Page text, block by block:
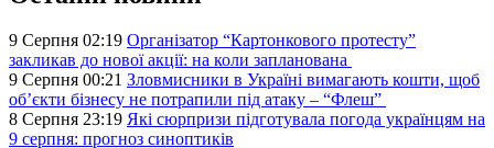
9 Серпня 02:19 Організатор “Картонкового протесту”
закликав до нової акції: на коли запланована
9 Серпня 00:21 Зловмисники в Україні вимагають кошти, щоб
об’єкти бізнесу не потрапили під атаку – “Флеш”
8 Серпня 23:19 Які сюрпризи підготувала погода українцям на
9 серпня: прогноз синоптиків